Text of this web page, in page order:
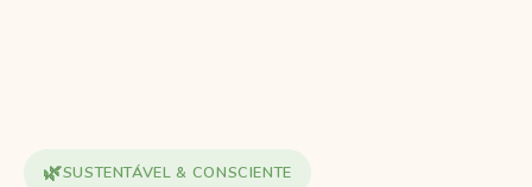
🌿SUSTENTÁVEL & CONSCIENTE